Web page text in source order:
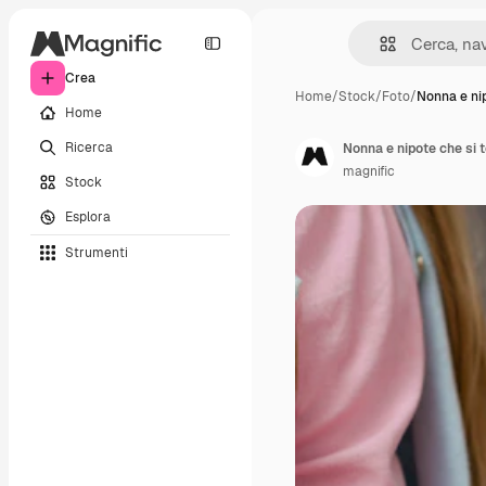
Crea
Home
Ricerca
Stock
Esplora
Strumenti
Home/Stock/Foto/Nonna e
Nonna e nipote che si
magnific